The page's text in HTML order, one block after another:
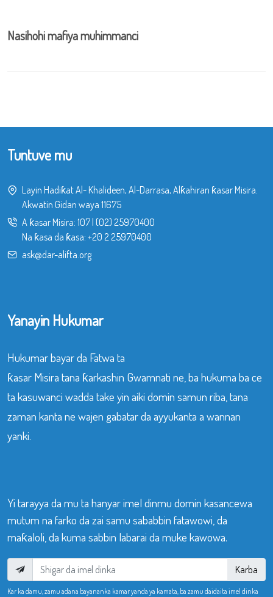
Nasihohi mafiya muhimmanci
Tuntuve mu
Layin Hadiƙat Al- Khalideen, Al-Darrasa, Alƙahiran ƙasar Misira.
Akwatin Gidan waya 11675
A ƙasar Misira: 107| (02) 25970400
Na ƙasa da ƙasa: +20 2 25970400
ask@dar-alifta.org
Yanayin Hukumar
Hukumar bayar da Fatwa ta
ƙasar Misira tana ƙarkashin Gwamnati ne, ba hukuma ba ce
ta kasuwanci wadda take yin aiki domin samun riba, tana
zaman kanta ne wajen gabatar da ayyukanta a wannan
yanki.
Yi tarayya da mu ta hanyar imel dinmu domin kasancewa
mutum na farko da zai samu sababbin fatawowi, da
maƙaloli, da kuma sabbin labarai da muke kawowa.
Karba
Kar ka damu, zamu adana bayananka kamar yanda ya kamata, ba zamu daidaita imel dinka